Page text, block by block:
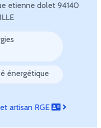
etienne dolet 94140
énergétique
artisan RGE